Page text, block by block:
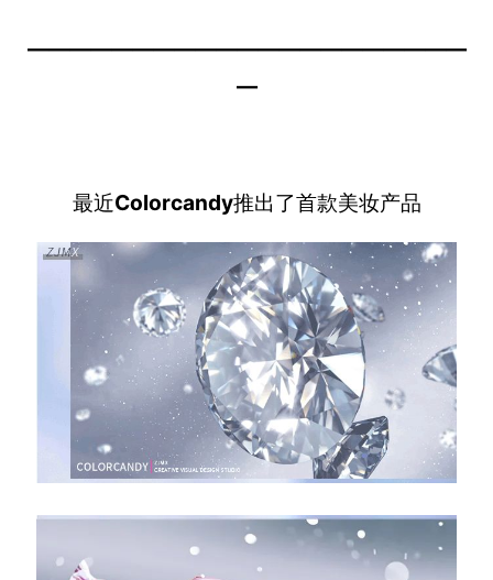
—————————————————————
—
最近Colorcandy推出了首款美妆产品